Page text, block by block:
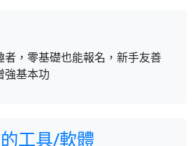
者，零基礎也能報名，新手友善
強基本功
工具/軟體